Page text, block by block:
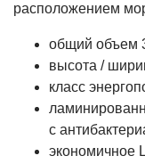
расположением
общий объем
высота /
класс
с
экономичное